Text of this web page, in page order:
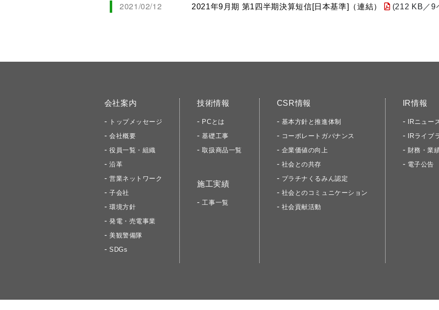
2021/02/12 2021年9月期 第1四半期決算短信[日本基準]（連結） (212 KB／9
会社案内
トップメッセージ
会社概要
役員一覧・組織
沿革
営業ネットワーク
子会社
環境方針
発電・売電事業
美観警備隊
SDGs
技術情報
PCとは
基礎工事
取扱商品一覧
施工実績
工事一覧
CSR情報
基本方針と推進体制
コーポレートガバナンス
企業価値の向上
社会との共存
プラチナくるみん認定
社会とのコミュニケーション
社会貢献活動
IR情報
IRニュー
IRライブ
財務・業
電子公告